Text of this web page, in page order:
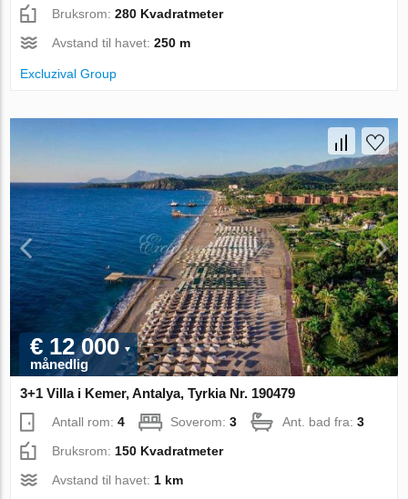
Bruksrom:280 Kvadratmeter
Avstand til havet:250 m
Excluzival Group
€ 12 000
månedlig
3+1 Villa i Kemer, Antalya, Tyrkia Nr. 190479
Antall rom:4 Soverom:3 Ant. bad fra:3
Bruksrom: 150 Kvadratmeter
Avstand til havet: 1 km